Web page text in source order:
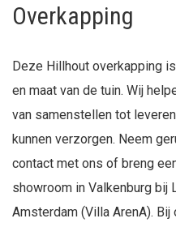
Overkapping
Deze Hillhout overkapping
en maat van de tuin. Wij
van samenstellen tot
kunnen verzorgen. Neem
contact met ons of breng
showroom in Valkenburg bij
Amsterdam (Villa ArenA).